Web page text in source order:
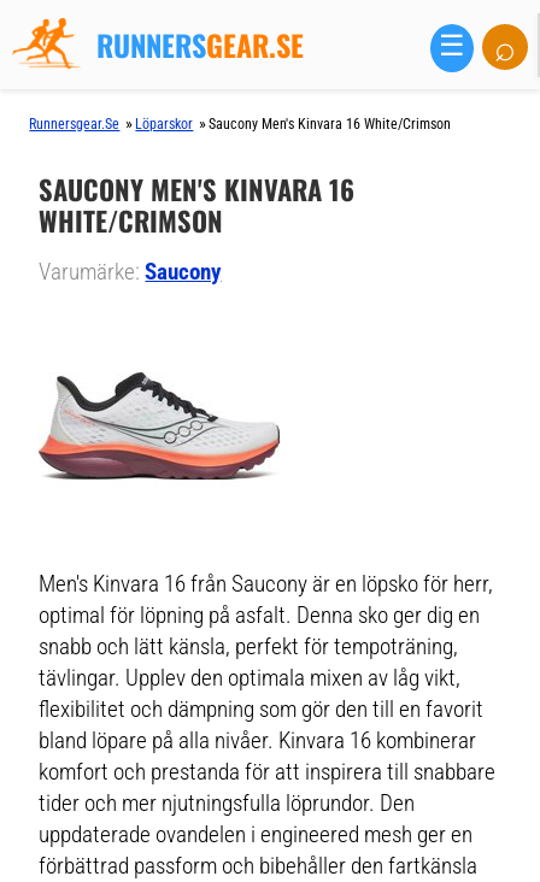
RUNNERSGEAR.SE ☰ ⌕
Runnersgear.se » Löparskor »Saucony Men's Kinvara 16 White/crimson
SAUCONY MEN'S KINVARA 16
WHITE/CRIMSON
Varumärke:Saucony
Men's Kinvara 16 från Saucony är en löpsko för herr,
optimal för löpning på asfalt. Denna sko ger dig en
snabb och lätt känsla, perfekt för tempoträning,
tävlingar. Upplev den optimala mixen av låg vikt,
flexibilitet och dämpning som gör den till en favorit
bland löpare på alla nivåer. Kinvara 16 kombinerar
komfort och prestanda för att inspirera till snabbare
tider och mer njutningsfulla löprundor. Den
uppdaterade ovandelen i engineered mesh ger en
förbättrad passform och bibehåller den fartkänsla